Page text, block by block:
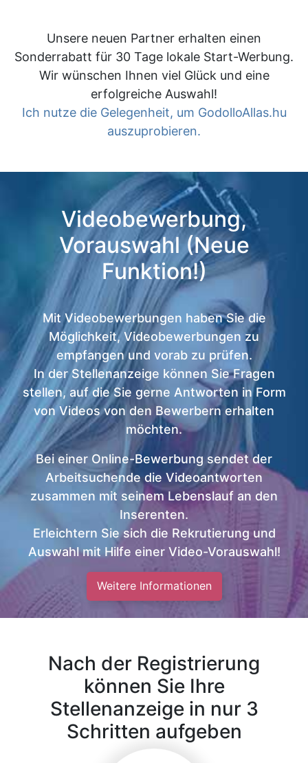
Unsere neuen Partner erhalten einen
Sonderrabatt für 30 Tage lokale Start-Werbung.
Wir wünschen Ihnen viel Glück und eine
erfolgreiche Auswahl!
Ich nutze die Gelegenheit, um GodolloAllas.hu
auszuprobieren.
Videobewerbung,
Vorauswahl (Neue
Funktion!)
Mit Videobewerbungen haben Sie die
Möglichkeit, Videobewerbungen zu
empfangen und vorab zu prüfen.
In der Stellenanzeige können Sie Fragen
stellen, auf die Sie gerne Antworten in Form
von Videos von den Bewerbern erhalten
möchten.
Bei einer Online-Bewerbung sendet der
Arbeitsuchende die Videoantworten
zusammen mit seinem Lebenslauf an den
Inserenten.
Erleichtern Sie sich die Rekrutierung und
Auswahl mit Hilfe einer Video-Vorauswahl!
Weitere Informationen
Nach der Registrierung
können Sie Ihre
Stellenanzeige in nur 3
Schritten aufgeben